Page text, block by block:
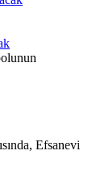
Efsanevi